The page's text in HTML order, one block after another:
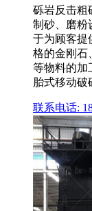
砾岩反击粗
制砂、磨粉
于为顾客提
格的金刚石
等物料的加
胎式移动破
联系电话: